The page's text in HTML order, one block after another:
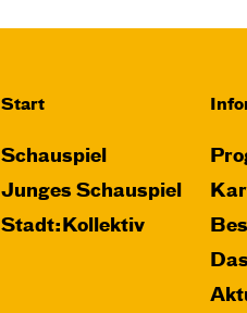
Start
Schauspiel
Junges Schauspiel
Stadt:Kollektiv